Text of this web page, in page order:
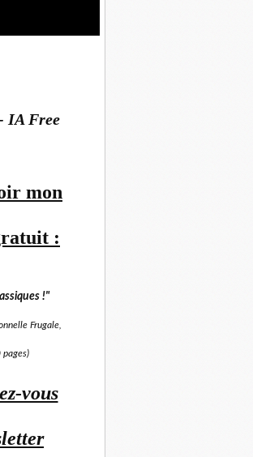
IA Free
mon
:
!"
Frugale,
pages)
vous